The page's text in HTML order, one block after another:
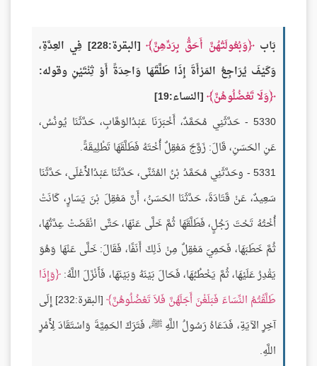
بَاب وَبُعُولَتُهُنَّ أَحَقُّ بِرَدِّهِنَّ
[البقرة:228] فِي العِدَّةِ،
وَكَيْفَ يُرَاجِعُ المَرْأَةَ إِذَا طَلَّقَهَا وَاحِدَةً أَوْ ثِنْتَيْنِ وقوله:
وَلَا تَعْضُلُوهُنَّ [النساء:19]
5330 - حَدَّثَنِي مُحَمَّدٌ، أَخْبَرَنَا عَبْدُالوَهَّابِ، حَدَّثَنَا يُونُسُ،
عَنِ الحَسَنِ، قَالَ: زَوَّجَ مَعْقِلٌ أُخْتَهُ فَطَلَّقَهَا تَطْلِيقَةً.
5331 - وحَدَّثَنِي مُحَمَّدُ بْنُ المُثَنَّى، حَدَّثَنَا عَبْدُالأَعْلَى، حَدَّثَنَا
سَعِيدٌ، عَنْ قَتَادَةَ، حَدَّثَنَا الحَسَنُ، أَنَّ مَعْقِلَ بْنَ يَسَارٍ، كَانَتْ
أُخْتُهُ تَحْتَ رَجُلٍ، فَطَلَّقَهَا ثُمَّ خَلَّى عَنْهَا، حَتَّى انْقَضَتْ عِدَّتُهَا،
ثُمَّ خَطَبَهَا، فَحَمِيَ مَعْقِلٌ مِنْ ذَلِكَ أَنَفًا، فَقَالَ: خَلَّى عَنْهَا وَهُوَ
يَقْدِرُ عَلَيْهَا، ثُمَّ يَخْطُبُهَا، فَحَالَ بَيْنَهُ وَبَيْنَهَا، فَأَنْزَلَ اللَّهُ: وَإِذَا
طَلَّقْتُمُ النِّسَاءَ فَبَلَغْنَ أَجَلَهُنَّ فَلاَ تَعْضُلُوهُنَّ
[البقرة:232] إِلَى
آخِرِ الآيَةِ، فَدَعَاهُ رَسُولُ اللَّهِ ﷺ، فَتَرَكَ الحَمِيَّةَ وَاسْتَقَادَ لِأَمْرِ
اللَّهِ.